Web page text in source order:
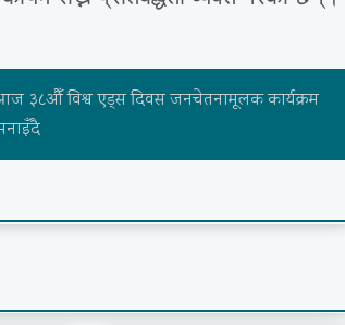
३८औँ विश्व एड्स दिवस जनचेतनामूलक कार्यक्रम